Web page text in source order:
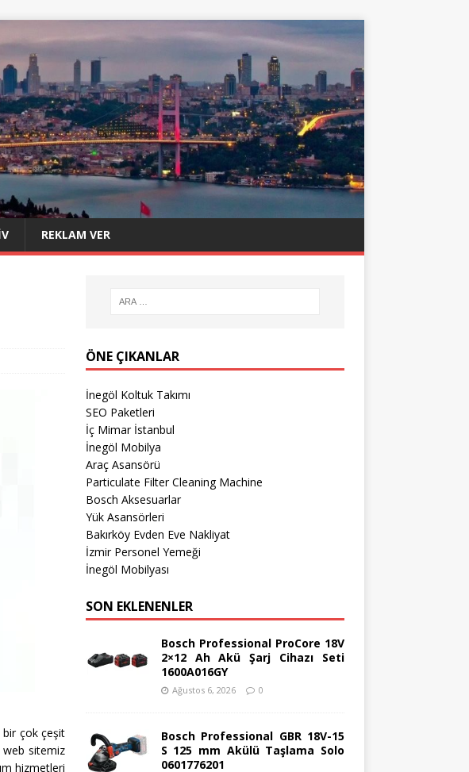
REKLAM VER
bir çok çeşit
sitemiz
hizmetleri
ÖNE ÇIKANLAR
İnegöl Koltuk Takımı
SEO Paketleri
İç Mimar İstanbul
İnegöl Mobilya
Araç Asansörü
Particulate Filter Cleaning Machine
Bosch Aksesuarlar
Yük Asansörleri
Bakırköy Evden Eve Nakliyat
İzmir Personel Yemeği
İnegöl Mobilyası
SON EKLENENLER
Bosch Professional ProCore 18V
2×12 Ah Akü Şarj Cihazı Seti
1600A016GY
Ağustos 6, 2026 0
Bosch Professional GBR 18V-15
S 125 mm Akülü Taşlama Solo
0601776201